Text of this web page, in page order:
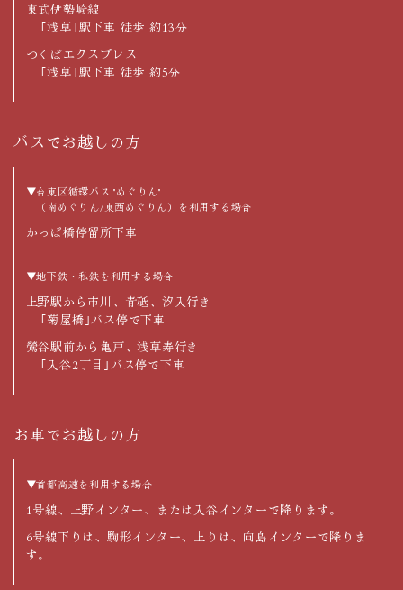
東武伊勢崎線
｢浅草｣駅下車 徒歩 約13分
つくばエクスプレス
｢浅草｣駅下車 徒歩 約5分
バスでお越しの方
▼台東区循環バス "めぐりん"
（南めぐりん/東西めぐりん）を利用する場合
かっぱ橋停留所下車
▼地下鉄・私鉄を利用する場合
上野駅から市川、青砥、汐入行き
｢菊屋橋｣バス停で下車
鶯谷駅前から亀戸、浅草寿行き
｢入谷2丁目｣バス停で下車
お車でお越しの方
▼首都高速を利用する場合
1号線、上野インター、または入谷インターで降ります。
6号線下りは、駒形インター、上りは、向島インターで降りま
す。